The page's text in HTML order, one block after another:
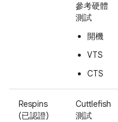
參考硬體
測試
開機
VTS
CTS
Respins
(已認證)
Cuttlefish
測試